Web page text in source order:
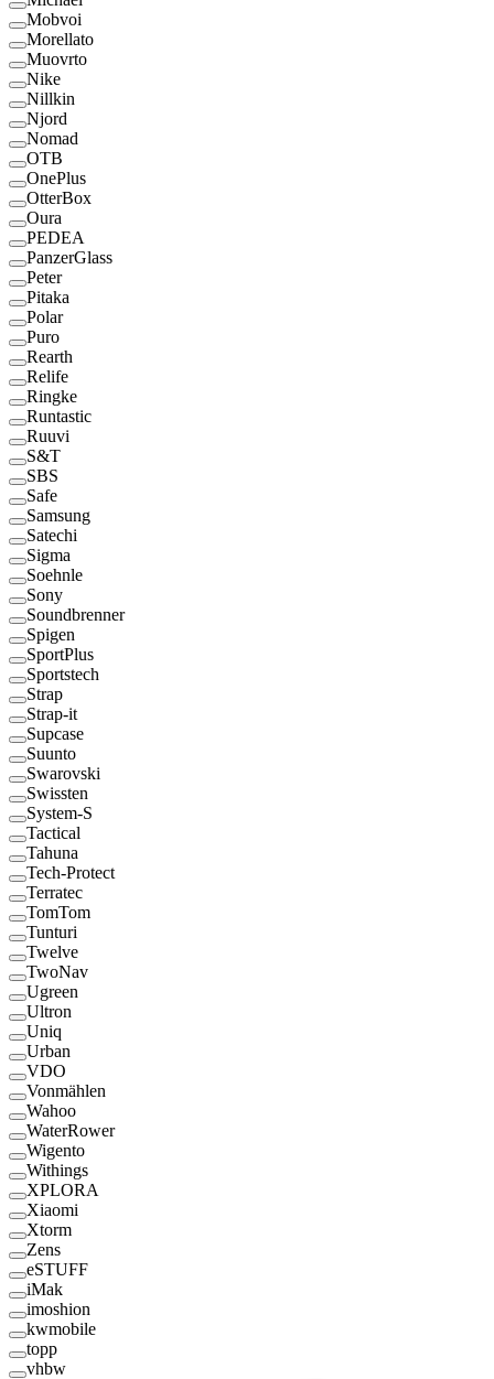
Mobvoi
Morellato
Muovrto
Nike
Nillkin
Njord
Nomad
OTB
OnePlus
OtterBox
Oura
PEDEA
PanzerGlass
Peter
Pitaka
Polar
Puro
Rearth
Relife
Ringke
Runtastic
Ruuvi
S&T
SBS
Safe
Samsung
Satechi
Sigma
Soehnle
Sony
Soundbrenner
Spigen
SportPlus
Sportstech
Strap
Strap-it
Supcase
Suunto
Swarovski
Swissten
System-S
Tactical
Tahuna
Tech-Protect
Terratec
TomTom
Tunturi
Twelve
TwoNav
Ugreen
Ultron
Uniq
Urban
VDO
Vonmählen
Wahoo
WaterRower
Wigento
Withings
XPLORA
Xiaomi
Xtorm
Zens
eSTUFF
iMak
imoshion
kwmobile
topp
vhbw